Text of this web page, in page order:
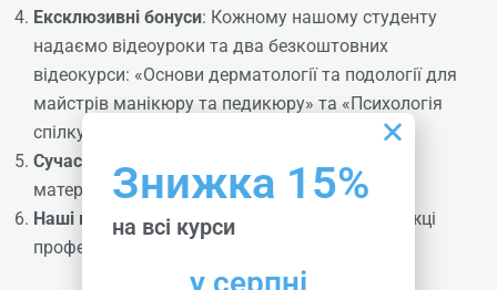
Online | Offline
₴10625
Ексклюзивні бонуси: Кожному нашому студенту
надаємо відеоуроки та два безкоштовних
відеокурси: «Основи дерматології та подології для
майстрів манікюру та педикюру» та «Психологія
спілкування з клієнтами».
Сучасне обладнання
матеріально-технічної бази.
Наші викладачі: Досвідчені майстри, переможці
професійних конкурсів.
Знижка 15%
на всі курси